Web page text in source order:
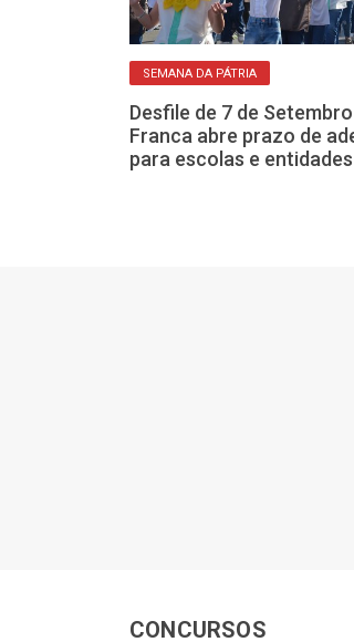
SEMANA DA PÁTRIA
Desfile de 7 de
Franca abre prazo de
para escolas e entidades
CONCURSOS